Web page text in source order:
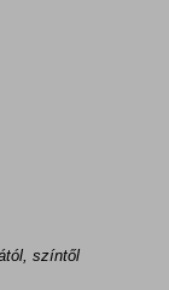
színtől